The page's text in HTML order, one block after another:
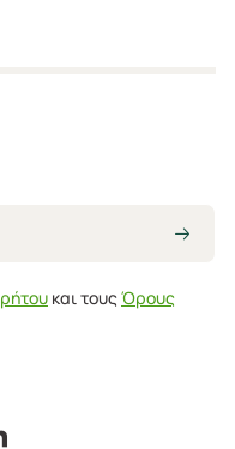
και τουςΌρους